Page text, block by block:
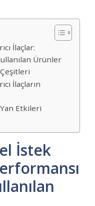
İlaçlar:
Ürünler
İlaçların
Etkileri
İstek